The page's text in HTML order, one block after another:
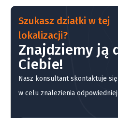
Szukasz działki w tej
lokalizacji?
Znajdziemy ją
Ciebie!
Nasz konsultant skontaktuje się
w celu znalezienia